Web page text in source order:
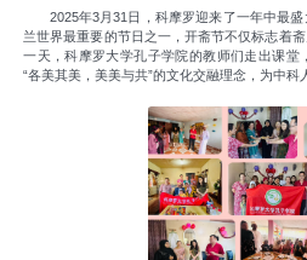
2025年3月31日，科摩罗迎来了一年中最
兰世界最重要的节日之一，开斋节不仅标志着
一天，科摩罗大学孔子学院的教师们走出课堂
“各美其美，美美与共”的文化交融理念，为中科